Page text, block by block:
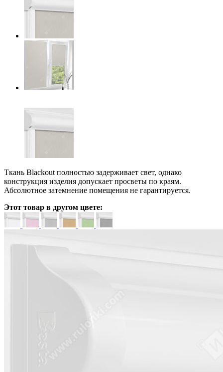
Ткань Blackout полностью задерживает свет, однако
конструкция изделия допускает просветы по краям.
Абсолютное затемнение помещения не гарантируется.
Этот товар в другом цвете: